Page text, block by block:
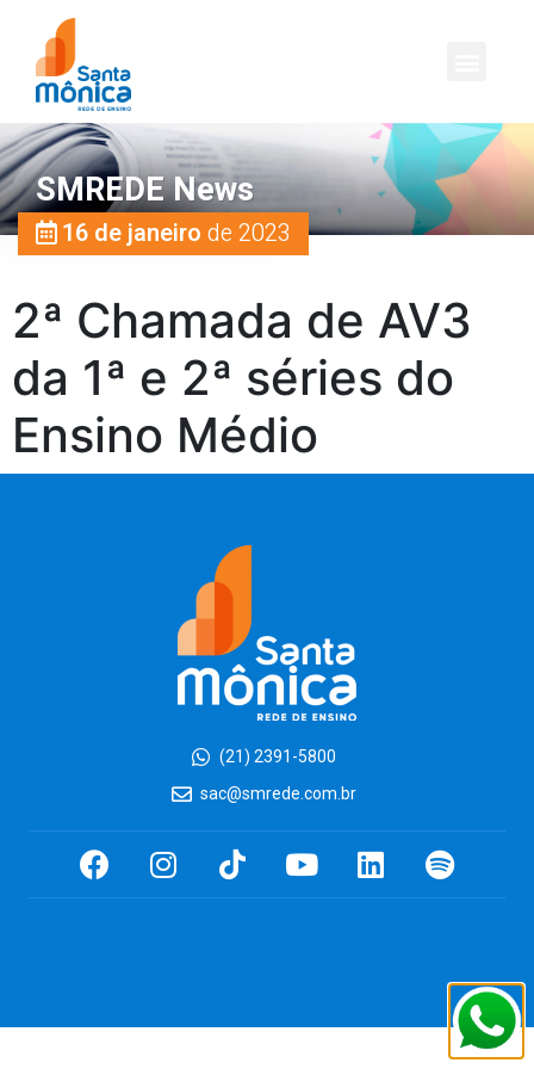
SMREDE News
16 de janeiro de 2023
2ª Chamada de AV3
da 1ª e 2ª séries do
Ensino Médio
(21) 2391-5800
sac@smrede.com.br